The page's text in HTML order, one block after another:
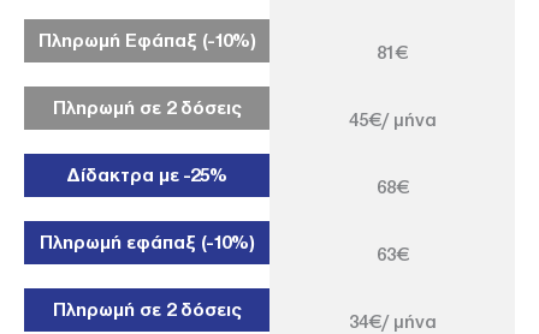
Πληρωμή Εφάπαξ (-10%)
81€
Πληρωμή σε 2 δόσεις
45€/ μήνα
Δίδακτρα με -25%
68€
Πληρωμή εφάπαξ (-10%)
63€
Πληρωμή σε 2 δόσεις
34€/ μήνα